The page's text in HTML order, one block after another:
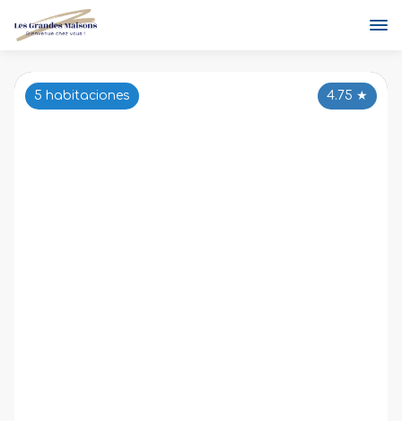
4.75 ★
5 habitaciones